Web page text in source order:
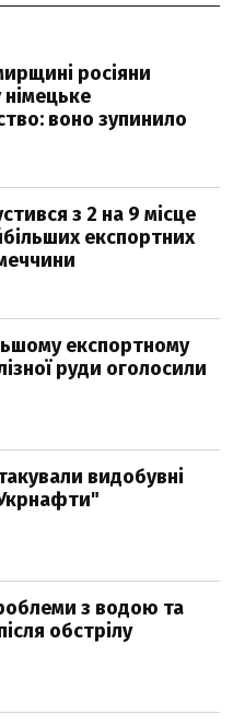
росіяни
німецьке
воно зупинило
з 2 на 9 місце
експортних
експортному
руди оголосили
видобувні
з водою та
обстрілу